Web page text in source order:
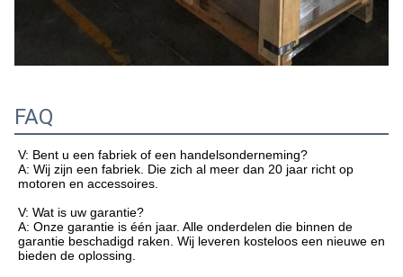
FAQ
V: Bent u een fabriek of een handelsonderneming?
A: Wij zijn een fabriek. Die zich al meer dan 20 jaar richt op
motoren en accessoires.
V: Wat is uw garantie?
A: Onze garantie is één jaar. Alle onderdelen die binnen de
garantie beschadigd raken. Wij leveren kosteloos een nieuwe en
bieden de oplossing.